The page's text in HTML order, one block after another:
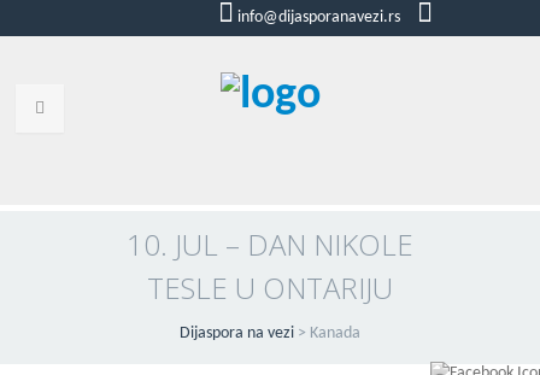
info@dijasporanavezi.rs
BLOG
VIDEO
O NAMA
10. JUL – DAN NIKOLE
TESLE U ONTARIJU
Dijaspora na vezi > Kanada